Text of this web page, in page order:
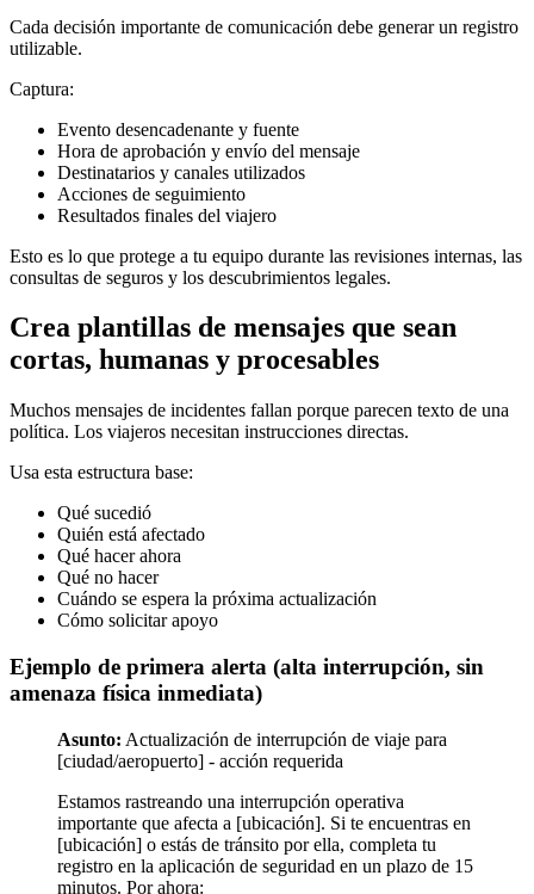
Cada decisión importante de comunicación debe generar un registro
utilizable.
Captura:
Evento desencadenante y fuente
Hora de aprobación y envío del mensaje
Destinatarios y canales utilizados
Acciones de seguimiento
Resultados finales del viajero
Esto es lo que protege a tu equipo durante las revisiones internas, las
consultas de seguros y los descubrimientos legales.
Crea plantillas de mensajes que sean
cortas, humanas y procesables
Muchos mensajes de incidentes fallan porque parecen texto de una
política. Los viajeros necesitan instrucciones directas.
Usa esta estructura base:
Qué sucedió
Quién está afectado
Qué hacer ahora
Qué no hacer
Cuándo se espera la próxima actualización
Cómo solicitar apoyo
Ejemplo de primera alerta (alta interrupción, sin
amenaza física inmediata)
Asunto: Actualización de interrupción de viaje para
[ciudad/aeropuerto] - acción requerida
Estamos rastreando una interrupción operativa
importante que afecta a [ubicación]. Si te encuentras en
[ubicación] o estás de tránsito por ella, completa tu
registro en la aplicación de seguridad en un plazo de 15
minutos. Por ahora: